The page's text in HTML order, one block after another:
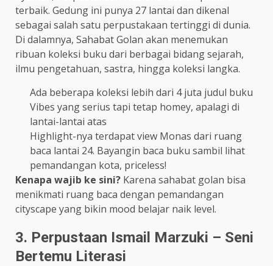
terbaik. Gedung ini punya 27 lantai dan dikenal
sebagai salah satu perpustakaan tertinggi di dunia.
Di dalamnya, Sahabat Golan akan menemukan
ribuan koleksi buku dari berbagai bidang sejarah,
ilmu pengetahuan, sastra, hingga koleksi langka.
Ada beberapa koleksi lebih dari 4 juta judul buku
Vibes yang serius tapi tetap homey, apalagi di
lantai-lantai atas
Highlight-nya terdapat view Monas dari ruang
baca lantai 24. Bayangin baca buku sambil lihat
pemandangan kota, priceless!
Kenapa wajib ke sini? Karena sahabat golan bisa
menikmati ruang baca dengan pemandangan
cityscape yang bikin mood belajar naik level.
3. Perpustaan Ismail Marzuki – Seni
Bertemu Literasi